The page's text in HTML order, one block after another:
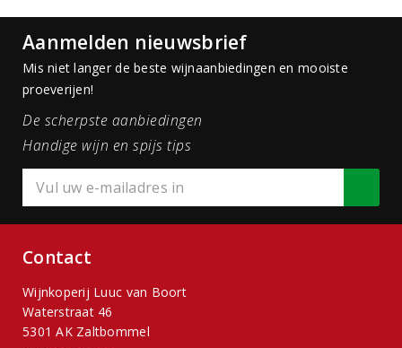
Aanmelden nieuwsbrief
Mis niet langer de beste wijnaanbiedingen en mooiste
proeverijen!
De scherpste aanbiedingen
Handige wijn en spijs tips
Contact
Wijnkoperij Luuc van Boort
Waterstraat 46
5301 AK Zaltbommel